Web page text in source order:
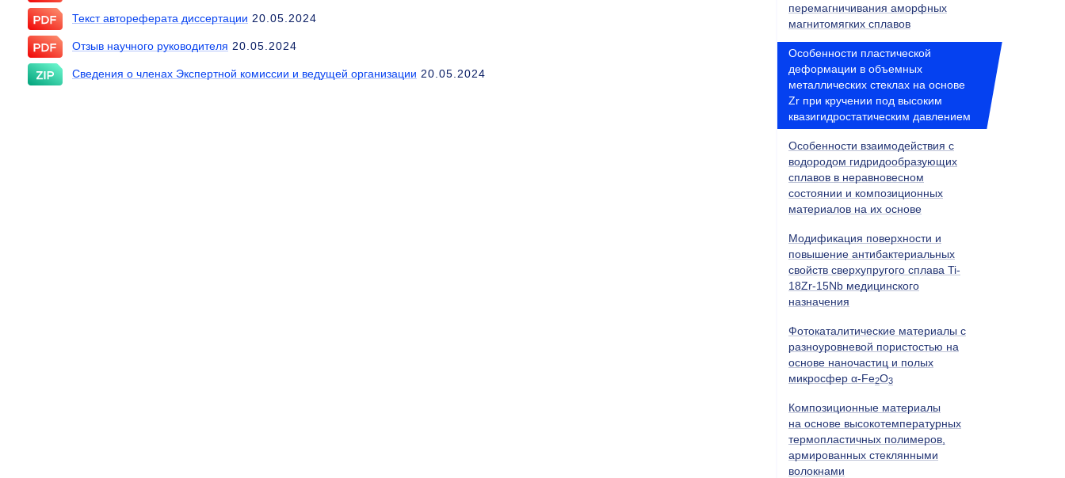
Текст автореферата диссертации 20.05.2024
Отзыв научного руководителя 20.05.2024
Сведения о членах Экспертной комиссии и ведущей организации 20.05.2024
перемагничивания аморфных
магнитомягких сплавов
Особенности пластической
деформации в объемных
металлических стеклах на основе
Zr при кручении под высоким
квазигидростатическим давлением
Особенности взаимодействия с
водородом гидридообразующих
сплавов в неравновесном
состоянии и композиционных
материалов на их основе
Модификация поверхности и
повышение антибактериальных
свойств сверхупругого сплава Ti-
18Zr-15Nb медицинского
назначения
Фотокаталитические материалы с
разноуровневой пористостью на
основе наночастиц и полых
микросфер α-Fe2O3
Композиционные материалы
на основе высокотемпературных
термопластичных полимеров,
армированных стеклянными
волокнами